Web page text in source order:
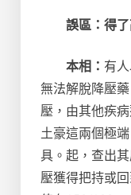
誤區：得
本相： 有
無法解脫降壓
壓，由其他疾
土豪這兩個極
具。起，查出
壓獲得把持或